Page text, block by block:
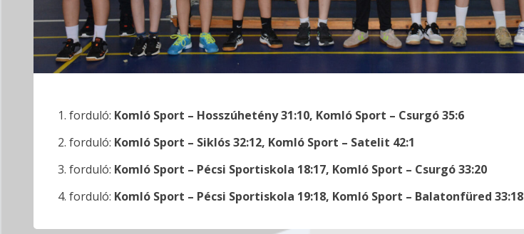
forduló: Komló Sport – Hosszúhetény 31:10, Komló Sport – Csurgó 35:6
forduló: Komló Sport – Siklós 32:12, Komló Sport – Satelit 42:1
forduló: Komló Sport – Pécsi Sportiskola 18:17, Komló Sport – Csurgó 33:20
forduló: Komló Sport – Pécsi Sportiskola 19:18, Komló Sport – Balatonfüred 33:18